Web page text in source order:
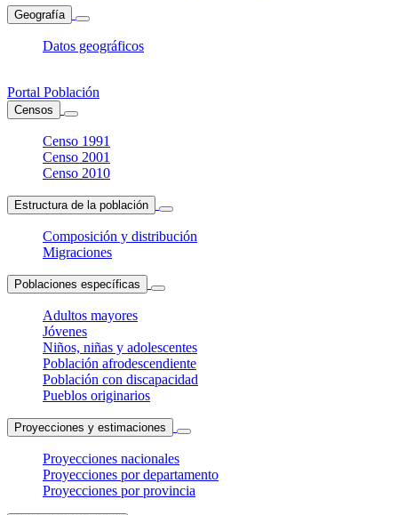
Geografía
Datos geográficos
Portal Población
Censos
Censo 1991
Censo 2001
Censo 2010
Estructura de la población
Composición y distribución
Migraciones
Poblaciones específicas
Adultos mayores
Jóvenes
Niños, niñas y adolescentes
Población afrodescendiente
Población con discapacidad
Pueblos originarios
Proyecciones y estimaciones
Proyecciones nacionales
Proyecciones por departamento
Proyecciones por provincia